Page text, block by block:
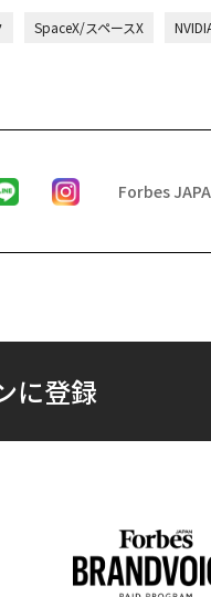
SpaceX/スペースX
Forbes
に登録